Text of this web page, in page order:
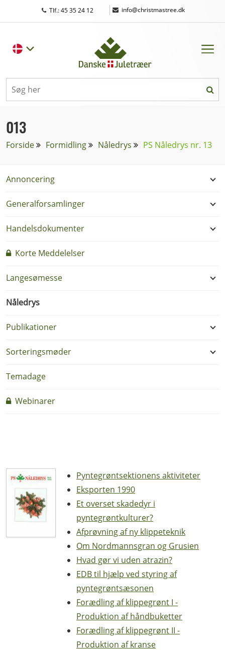
Tlf.: 45 35 24 12 | info@christmastree.dk
013
Forside Formidling Nåledrys PS Nåledrys nr. 13
Annoncering
Generalforsamlinger
Handelsdokumenter
Korte Meddelelser
Langesømesse
Nåledrys
Publikationer
Sorteringsmøder
Temadage
Webinarer
Pyntegrøntsektionens aktiviteter
Eksporten 1990
Et overset skadedyr i
pyntegrøntkulturer?
Afprøvning af ny klippeteknik
Om Nordmannsgran og Grusien
Hvad gør vi uden atrazin?
EDB til hjælp ved styring af
pyntegrøntsæsonen
Forædling af klippegrønt I -
Produktion af håndbuketter
Forædling af klippegrønt II -
Produktion af kranse